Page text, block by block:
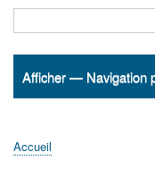
Navigation
Afficher — Navigation
Accueil
ActualitésMATh.en.JEANS ?
Régions et Ateliers
Créer, gérer un
Sujets/Publications
Congrès
Accueil